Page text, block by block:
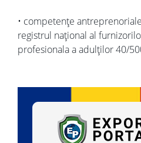
• competențe
registrul național al
profesionala a adulților 40/